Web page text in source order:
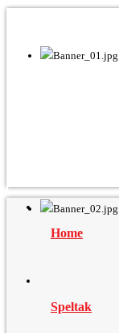
Home
Speltak